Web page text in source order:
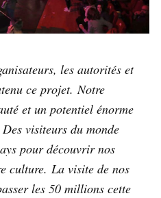
les autorités et
ce projet. Notre
et un potentiel énorme
visiteurs du monde
pour découvrir nos
culture. La visite de nos
les 50 millions cette